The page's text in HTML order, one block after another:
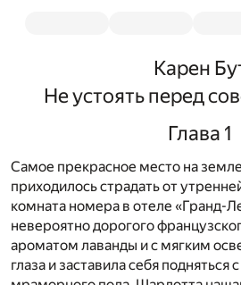
Карен
Не устоять перед
Глава 1
Самое прекрасное место на
приходилось страдать от
комната номера в отеле «Гранд-
невероятно дорогого
ароматом лаванды и с мягким
глаза и заставила себя подняться